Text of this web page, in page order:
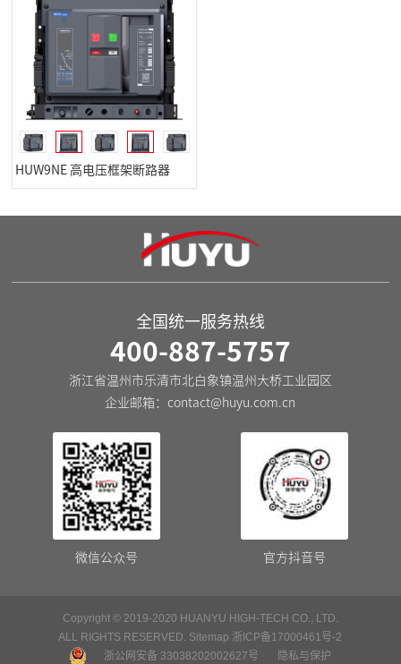
HUW9NE 高电压框架断路器
全国统一服务热线
400-887-5757
浙江省温州市乐清市北白象镇温州大桥工业园区
企业邮箱： contact@huyu.com.cn
微信公众号 官方抖音号
Copyright © 2019-2020 HUANYU HIGH-TECH CO., LTD.
ALL RIGHTS RESERVED. Sitemap 浙ICP备17000461号-2
浙公网安备 33038202002627号
隐私与保护